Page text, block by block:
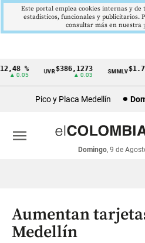
Cintillo
económicos
Colombia
%
▲ 0.05
UVR$386,1273
▲ 0.03
SMMLV
Pico y Placa Medellín
Domingo, 9 de
menu
Aumentan
Medellín
Este portal emplea cookies internas y de
estadísticos, funcionales y publicitarios.
consultar más en nuestra